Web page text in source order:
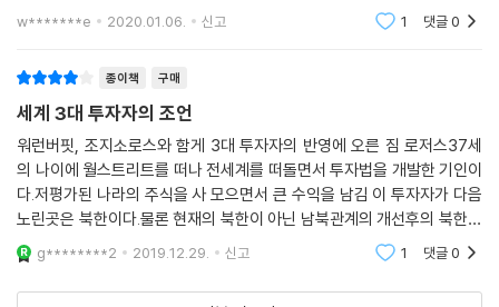
를 좋아하고 외국의 문물을 더 받아들이 는편이다. 김정은이 몰고 온 새로
w*******e 2020.01.06. 신고 1 댓글0
종이책 구매
세계 3대 투자자의 조언
워런버핏, 조지소로스와 함게 3대 투자자의 반영에 오른 짐 로저스37세
의 나이에 월스트리트를 떠나 전세계를 떠돌면서 투자법을 개발한 기인이
다.저평가된 나라의 주식을 사 모으면서 큰 수익을 남김 이 투자자가 다음
노린곳은 북한이다.물론 현재의 북한이 아닌 남북관계의 개선후의 북한에
투자하는 것이다.모든 재산을 북한에 투자하고 싶다는 말은 인터뷰를 통해
서 상당 히 많이 한
g********2 2019.12.29. 신고 1 댓글0